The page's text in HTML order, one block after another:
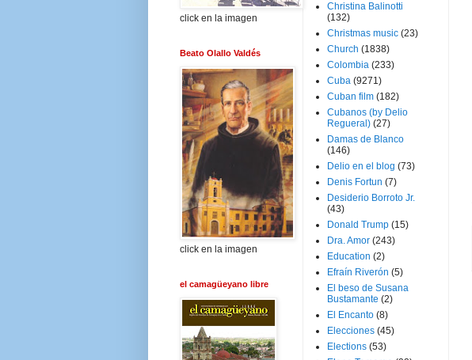
click en la imagen
Beato Olallo Valdés
click en la imagen
el camagüeyano libre
Christina Balinotti
(132)
Christmas music (23)
Church (1838)
Colombia (233)
Cuba (9271)
Cuban film (182)
Cubanos (by Delio
Regueral) (27)
Damas de Blanco
(146)
Delio en el blog (73)
Denis Fortun (7)
Desiderio Borroto Jr.
(43)
Donald Trump (15)
Dra. Amor (243)
Education (2)
Efraín Riverón (5)
El beso de Susana
Bustamante (2)
El Encanto (8)
Elecciones (45)
Elections (53)